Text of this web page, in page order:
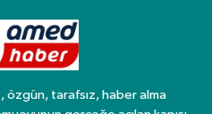
özgün, tarafsız, haber alma